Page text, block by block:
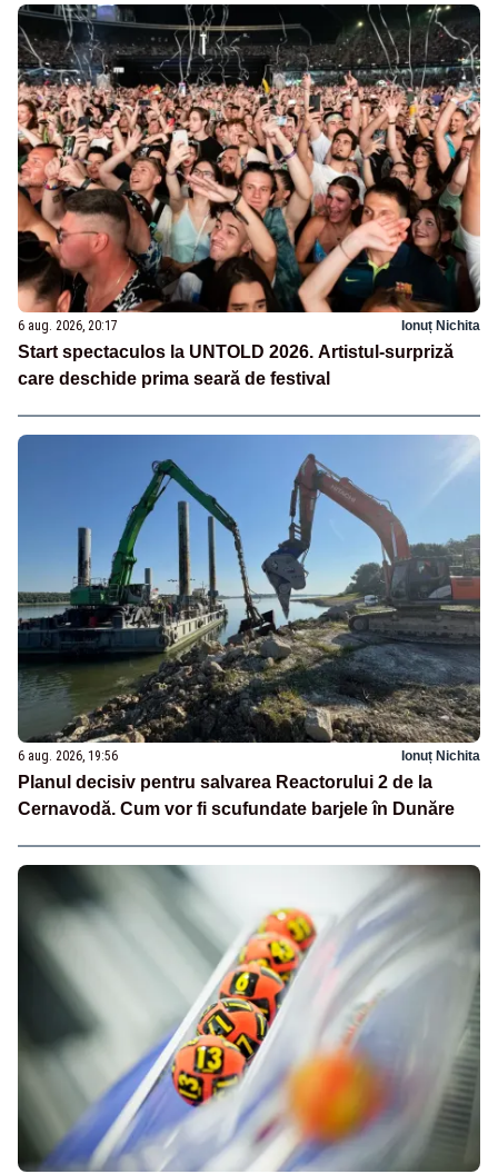
6 aug. 2026, 20:17 Ionuț Nichita
Start spectaculos la UNTOLD 2026. Artistul-surpriză
care deschide prima seară de festival
6 aug. 2026, 19:56 Ionuț Nichita
Planul decisiv pentru salvarea Reactorului 2 de la
Cernavodă. Cum vor fi scufundate barjele în Dunăre